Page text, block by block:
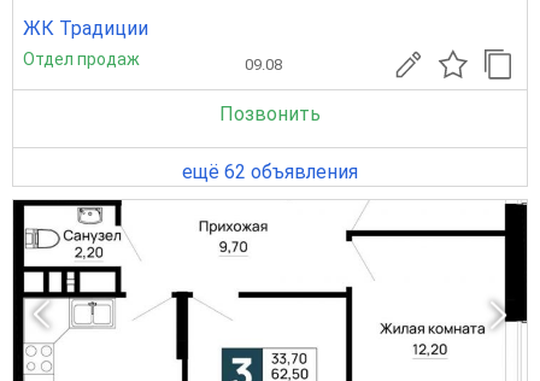
ЖК Традиции
Отдел продаж 09.08
Позвонить
ещё 62 объявления